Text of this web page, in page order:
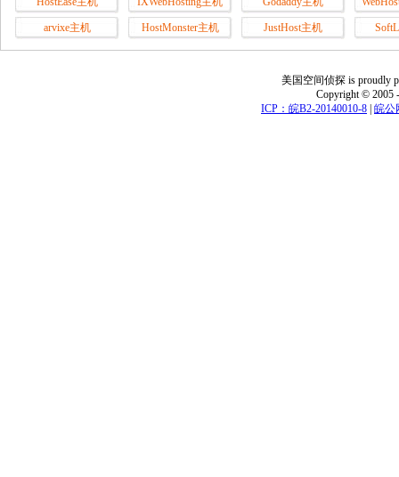
arvixe主机 HostMonster主机 JustHost主机
美国空间侦探 is proudly
Copyright © 2005
ICP：皖B2-20140010-8 皖公